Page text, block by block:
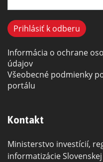
Informácia o ochrane
údajov
Všeobecné podmienky
portálu
Kontakt
Ministerstvo investícií,
informatizácie